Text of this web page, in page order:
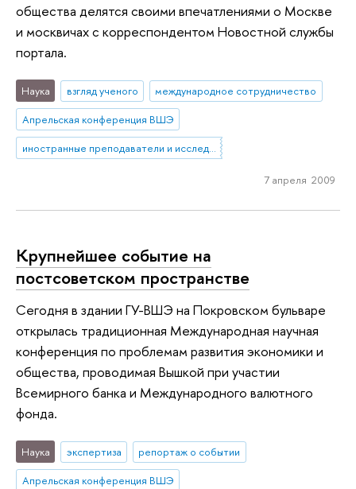
общества делятся своими впечатлениями о Москве
и москвичах с корреспондентом Новостной службы
портала.
Наука взгляд ученого
международное сотрудничество
Апрельская конференция ВШЭ
иностранные преподаватели и исследователи
7 апреля 2009
Крупнейшее событие на
постсоветском пространстве
Сегодня в здании ГУ-ВШЭ на Покровском бульваре
открылась традиционная Международная научная
конференция по проблемам развития экономики и
общества, проводимая Вышкой при участии
Всемирного банка и Международного валютного
фонда.
Наука экспертиза
репортаж о событии
Апрельская конференция ВШЭ